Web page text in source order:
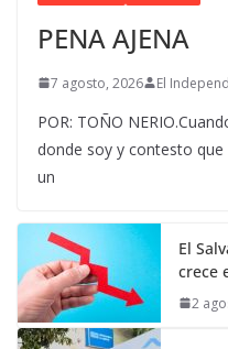
PENA AJENA
7 agosto, 2026 El
POR: TOÑO
donde soy y contesto
un
El
crece
2